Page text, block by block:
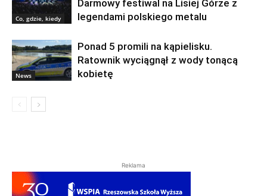
Co, gdzie, kiedy
Darmowy festiwal na Lisiej Górze z
legendami polskiego metalu
News
Ponad 5 promili na kąpielisku.
Ratownik wyciągnął z wody tonącą
kobietę
Reklama